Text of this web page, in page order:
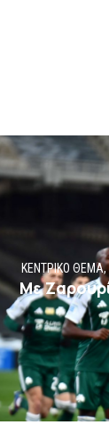
ΚΕΝΤΡΙΚΟ ΘΕΜΑ,
Με